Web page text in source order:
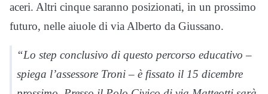
aceri. Altri cinque saranno posizionati, in un prossimo
futuro, nelle aiuole di via Alberto da Giussano.
“Lo step conclusivo di questo percorso educativo –
spiega l’assessore Troni – è fissato il 15 dicembre